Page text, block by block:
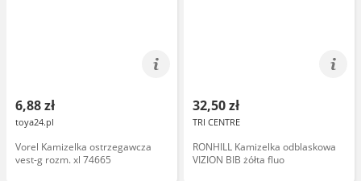
6,88 zł
toya24.pl
Vorel Kamizelka ostrzegawcza
vest-g rozm. xl 74665
32,50 zł
TRI CENTRE
RONHILL Kamizelka odblaskowa
VIZION BIB żółta fluo